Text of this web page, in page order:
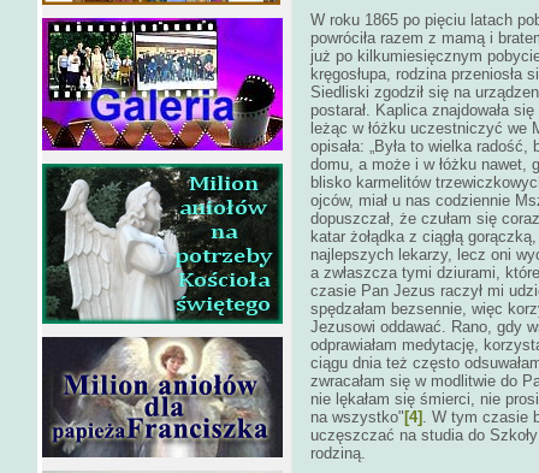
W roku 1865 po pięciu latach
powróciła razem z mamą i
już po kilkumiesięcznym
kręgosłupa, rodzina przeniosła
Siedliski zgodził się na
postarał. Kaplica znajdowała
leżąc w łóżku uczestniczyć
opisała: „Była to wielka
domu, a może i w łóżku nawet,
blisko karmelitów
ojców, miał u nas codziennie
dopuszczał, że czułam się
katar żołądka z ciągłą
najlepszych lekarzy, lecz oni
a zwłaszcza tymi dziurami,
czasie Pan Jezus raczył mi
spędzałam bezsennie, więc
Jezusowi oddawać. Rano, gdy
odprawiałam medytację,
ciągu dnia też często
zwracałam się w modlitwie do
nie lękałam się śmierci, nie
na wszystko" [4] . W tym czasie
uczęszczać na studia do
rodziną.